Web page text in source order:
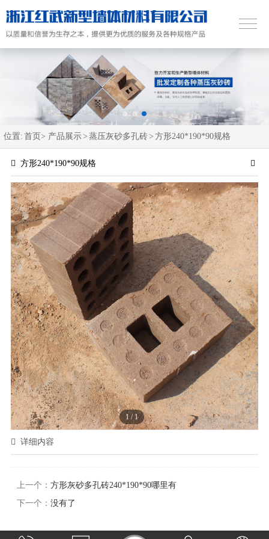
位置: 首页> 产品展示> 蒸压灰砂多孔砖> 方形240*190*90规格
方形240*190*90规格
1/1
详细内容
上一个： 方形灰砂多孔砖240*190*90哪里有
下一个： 没有了